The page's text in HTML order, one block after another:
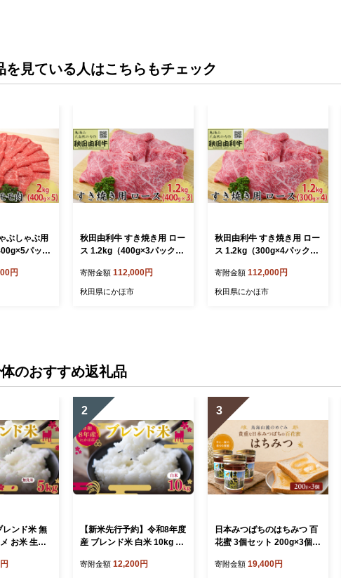
を見ている人はこちらもチェック
ぶしゃぶ用
パッ
円
秋田由利牛 すき焼き用 ロー
ス 1.2kg（400g×3パック）
寄附金額 112,000円
秋田県にかほ市
秋田由利牛 すき焼き用 ロー
ス 1.2kg（300g×4パック）
寄附金額 112,000円
秋田県にかほ市
のおすすめ返礼品
レンド米 無
かほ
2
【新米先行予約】令和8年度
産 ブレンド米 白米 10kg 精
おこめ ご飯 ごはん 秋田県
寄附金額 12,200円
3
日本みつばちのはちみつ 百
花蜜 3個セット 200g×3個 (
ツ 秋田県 にかほ
寄附金額 19,400円